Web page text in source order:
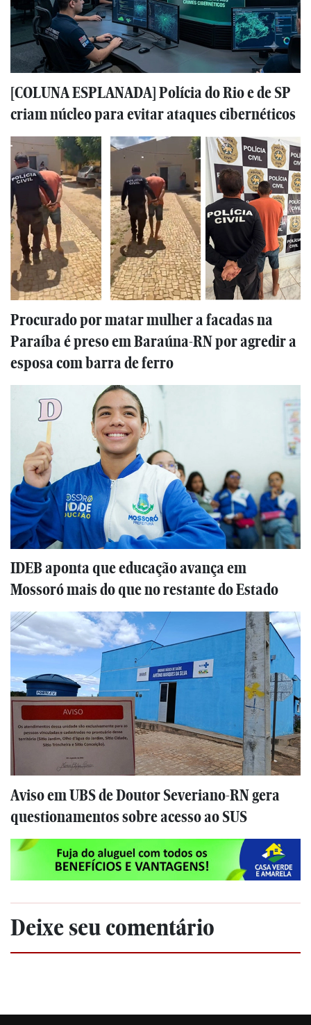
[COLUNA ESPLANADA] Polícia do Rio e de SP
criam núcleo para evitar ataques cibernéticos
Procurado por matar mulher a facadas na
Paraíba é preso em Baraúna-RN por agredir a
esposa com barra de ferro
IDEB aponta que educação avança em
Mossoró mais do que no restante do Estado
Aviso em UBS de Doutor Severiano-RN gera
questionamentos sobre acesso ao SUS
Deixe seu comentário